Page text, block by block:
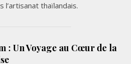
l’artisanat thaïlandais.
: Un Voyage au Cœur de la